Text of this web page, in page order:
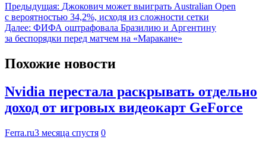
Предыдущая: Джокович может выиграть Australian Open
с вероятностью 34,2%, исходя из сложности сетки
Далее: ФИФА оштрафовала Бразилию и Аргентину
за беспорядки перед матчем на «Маракане»
Похожие новости
Nvidia перестала раскрывать отдельно
доход от игровых видеокарт GeForce
Ferra.ru3 месяца спустя 0